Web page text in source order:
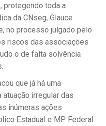
protegendo toda a
da CNseg, Glauce
no processo julgado pelo
riscos das associações
o de falta solvência
que já há uma
irregular das
inúmeras ações
Estadual e MP Federal